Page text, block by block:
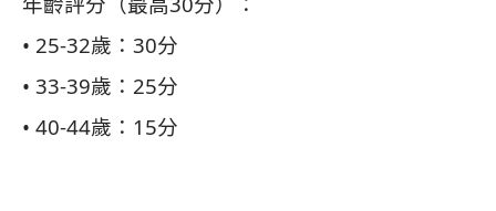
• 25-32歲：30分
• 33-39歲：25分
• 40-44歲：15分